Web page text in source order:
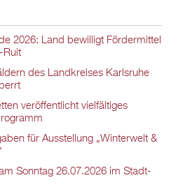
2026: Land be­wil­ligt För­der­mit­tel
Ruit
des Land­krei­ses Karls­ru­he
ver­öf­fent­licht viel­fäl­ti­ges
für Aus­stel­lung „Win­ter­welt &
Sonn­tag 26.07.2026 im Stadt­